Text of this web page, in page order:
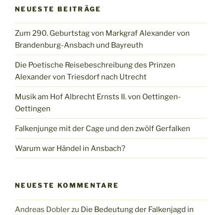
NEUESTE BEITRÄGE
Zum 290. Geburtstag von Markgraf Alexander von
Brandenburg-Ansbach und Bayreuth
Die Poetische Reisebeschreibung des Prinzen
Alexander von Triesdorf nach Utrecht
Musik am Hof Albrecht Ernsts II. von Oettingen-
Oettingen
Falkenjunge mit der Cage und den zwölf Gerfalken
Warum war Händel in Ansbach?
NEUESTE KOMMENTARE
Andreas Doblerzu Die Bedeutung der Falkenjagd in